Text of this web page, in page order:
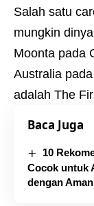
Salah satu
mungkin
Moonta pada
Australia
adalah The
Baca Juga
10
Cocok untuk
dengan